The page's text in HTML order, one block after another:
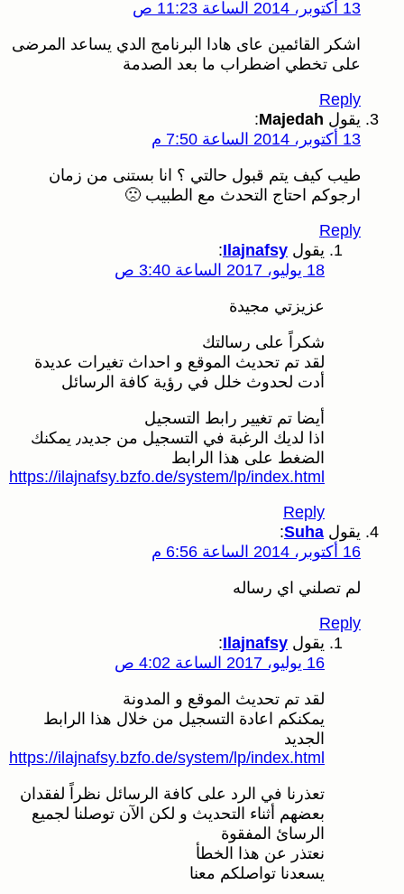
13 أكتوبر، 2014 الساعة 11:23 ص
اشكر القائمين عاى هادا البرنامج الدي يساعد المرضى
على تخطي اضطراب ما بعد الصدمة
Reply
يقول Majedah
:
13 أكتوبر، 2014 الساعة 7:50 م
طيب كيف يتم قبول حالتي ؟ انا بستنى من زمان
ارجوكم احتاج التحدث مع الطبيب 🙁
Reply
يقول Ilajnafsy
:
18 يوليو، 2017 الساعة 3:40 ص
عزيزتي مجيدة
شكراً على رسالتك
لقد تم تحديث الموقع و احداث تغيرات عديدة
أدت لحدوث خلل في رؤية كافة الرسائل
أيضا تم تغيير رابط التسجيل
اذا لديك الرغبة في التسجيل من جديد٫ يمكنك
الضغط على هذا الرابط
https://ilajnafsy.bzfo.de/system/lp/index.html
Reply
يقول Suha
:
16 أكتوبر، 2014 الساعة 6:56 م
لم تصلني اي رساله
Reply
يقول Ilajnafsy
:
16 يوليو، 2017 الساعة 4:02 ص
لقد تم تحديث الموقع و المدونة
يمكنكم اعادة التسجيل من خلال هذا الرابط
الجديد
https://ilajnafsy.bzfo.de/system/lp/index.html
تعذرنا في الرد على كافة الرسائل نظراً لفقدان
بعضهم أثناء التحديث و لكن الآن توصلنا لجميع
الرسائ المفقوة
نعتذر عن هذا الخطأ
يسعدنا تواصلكم معنا